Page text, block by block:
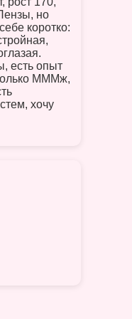
но
коротко:
есть опыт
МММж,
хочу